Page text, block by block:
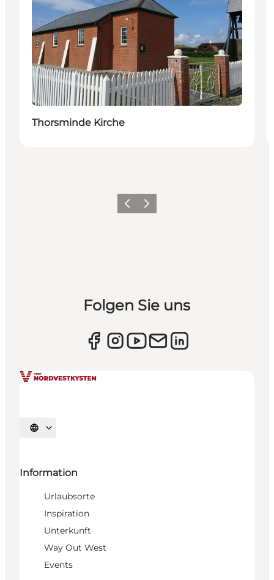
Thorsminde Kirche
ZurückWeiter
Folgen Sie uns
Sprache auswählen
Information
Urlaubsorte
Inspiration
Unterkunft
Way Out West
Events